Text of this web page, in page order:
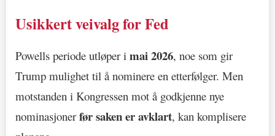
Usikkert veivalg for Fed
Powells periode utløper i mai 2026, noe som gir
Trump mulighet til å nominere en etterfølger. Men
motstanden i Kongressen mot å godkjenne nye
nominasjonerfør saken er avklart, kan komplisere